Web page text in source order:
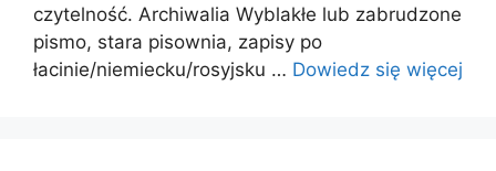
czytelność. Archiwalia Wyblakłe lub zabrudzone
pismo, stara pisownia, zapisy po
łacinie/niemiecku/rosyjsku … Dowiedz się więcej